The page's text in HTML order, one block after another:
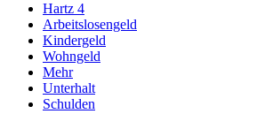
Hartz 4
Arbeitslosengeld
Kindergeld
Wohngeld
Mehr
Unterhalt
Schulden